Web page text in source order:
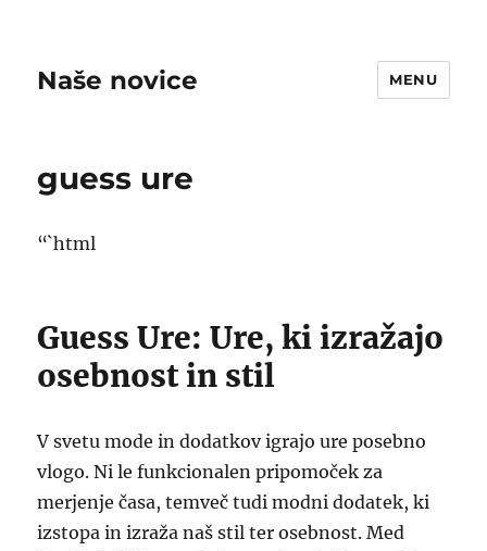
Naše novice MENU
guess ure
“`html
Guess Ure: Ure, ki izražajo
osebnost in stil
V svetu mode in dodatkov igrajo ure posebno
vlogo. Ni le funkcionalen pripomoček za
merjenje časa, temveč tudi modni dodatek, ki
izstopa in izraža naš stil ter osebnost. Med